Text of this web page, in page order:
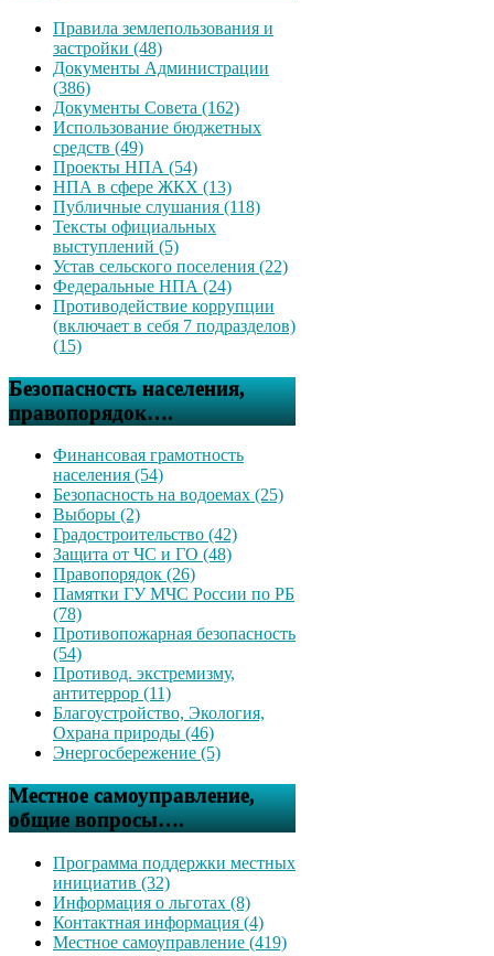
Правила землепользования и
застройки (48)
Документы Администрации
(386)
Документы Совета (162)
Использование бюджетных
средств (49)
Проекты НПА (54)
НПА в сфере ЖКХ (13)
Публичные слушания (118)
Тексты официальных
выступлений (5)
Устав сельского поселения (22)
Федеральные НПА (24)
Противодействие коррупции
(включает в себя 7 подразделов)
(15)
Безопасность населения,
правопорядок….
Финансовая грамотность
населения (54)
Безопасность на водоемах (25)
Выборы (2)
Градостроительство (42)
Защита от ЧС и ГО (48)
Правопорядок (26)
Памятки ГУ МЧС России по РБ
(78)
Противопожарная безопасность
(54)
Противод. экстремизму,
антитеррор (11)
Благоустройство, Экология,
Охрана природы (46)
Энергосбережение (5)
Местное самоуправление,
общие вопросы….
Программа поддержки местных
инициатив (32)
Информация о льготах (8)
Контактная информация (4)
Местное самоуправление (419)